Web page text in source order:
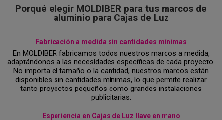
Porqué elegir MOLDIBER para tus marcos de
aluminio para Cajas de Luz
Fabricación a medida sin cantidades mínimas
En MOLDIBER fabricamos todos nuestros marcos a medida,
adaptándonos a las necesidades específicas de cada proyecto.
No importa el tamaño o la cantidad, nuestros marcos están
disponibles sin cantidades mínimas, lo que permite realizar
tanto proyectos pequeños como grandes instalaciones
publicitarias.
Esperiencia en Cajas de Luz llave en mano